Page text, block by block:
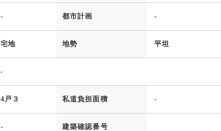
- 都市計画 -
宅地 地勢 平坦
-
4戸３ 私道負担面積 -
- 建築確認番号